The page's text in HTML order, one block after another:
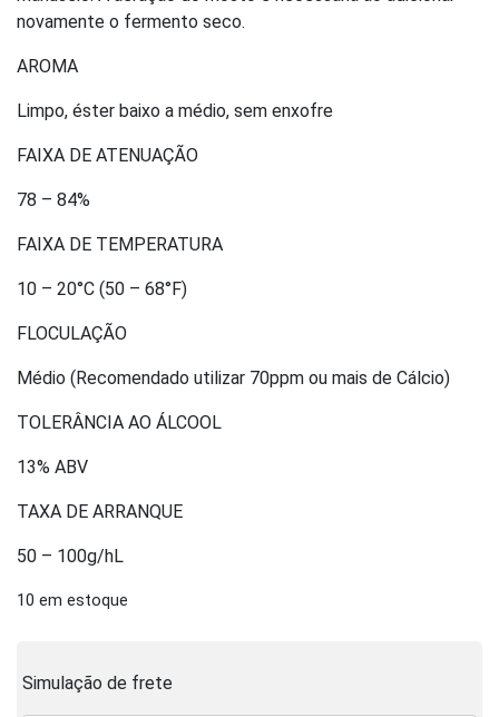
novamente o fermento seco.
AROMA
Limpo, éster baixo a médio, sem enxofre
FAIXA DE ATENUAÇÃO
78 – 84%
FAIXA DE TEMPERATURA
10 – 20°C (50 – 68°F)
FLOCULAÇÃO
Médio (Recomendado utilizar 70ppm ou mais de Cálcio)
TOLERÂNCIA AO ÁLCOOL
13% ABV
TAXA DE ARRANQUE
50 – 100g/hL
10 em estoque
Simulação de frete